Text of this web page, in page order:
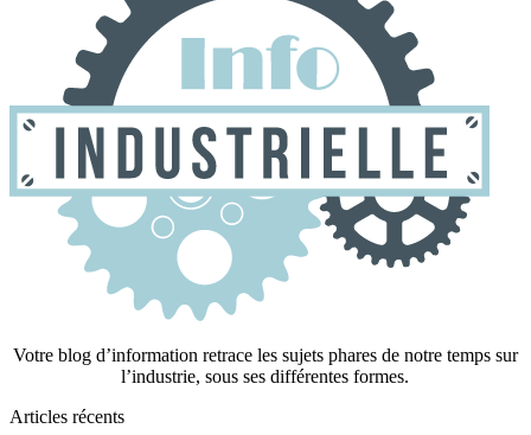
Votre blog d’information retrace les sujets phares de notre temps sur
l’industrie, sous ses différentes formes.
Articles récents